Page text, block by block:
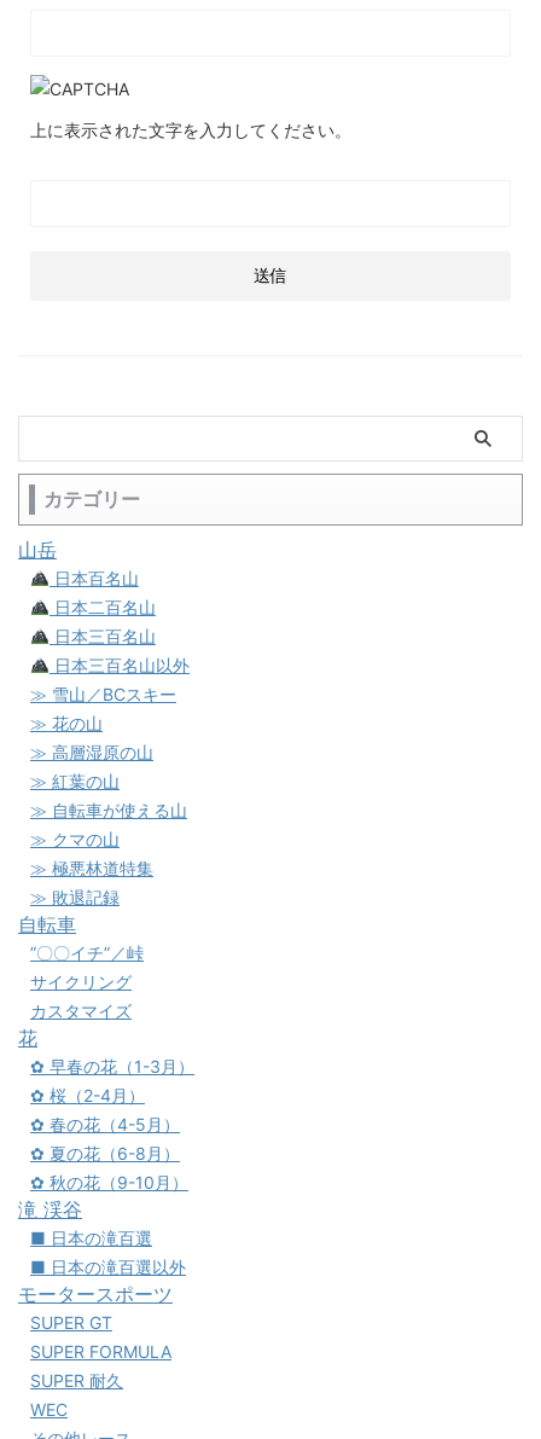
上に表示された文字を入力してください。
カテゴリー
山岳
日本百名山
日本二百名山
日本三百名山
日本三百名山以外
≫ 雪山／BCスキー
≫ 花の山
≫ 高層湿原の山
≫ 紅葉の山
≫ 自転車が使える山
≫ クマの山
≫ 極悪林道特集
≫ 敗退記録
自転車
”〇〇イチ”／峠
サイクリング
カスタマイズ
花
✿ 早春の花（1-3月）
✿ 桜（2-4月）
✿ 春の花（4-5月）
✿ 夏の花（6-8月）
✿ 秋の花（9-10月）
滝 渓谷
■ 日本の滝百選
■ 日本の滝百選以外
モータースポーツ
SUPER GT
SUPER FORMULA
SUPER 耐久
WEC